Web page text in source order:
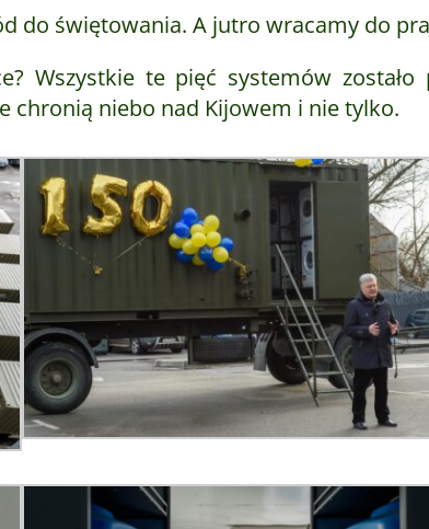
do świętowania. A jutro wracamy do
Wszystkie te pięć systemów
chronią niebo nad Kijowem i nie tylko.